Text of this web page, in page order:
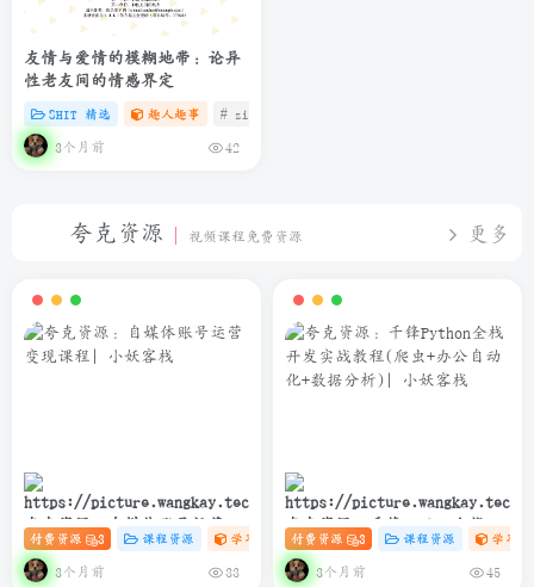
友情与爱情的模糊地带：论异
性老友间的情感界定
SHIT 精选 趣人趣事 # zibll
3个月前 42
夸克资源 视频课程免费资源 更多
夸克资源：自媒体账号运营变
现课程
付费资源 3 课程资源 学习资料课 # 设计 # 自媒体 # 账号运营
3个月前 33
夸克资源：千锋Python全栈开
发实战教程(爬虫+办公自动化
+数据分析)
付费资源 3 课程资源 学习资
3个月前 45